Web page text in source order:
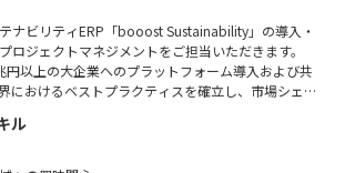
ナビリティERP「booost Sustainability」の導入・
ロジェクトマネジメントをご担当いただきます。
円以上の大企業へのプラットフォーム導入および共
におけるベストプラクティスを確立し、市場シェア
ています。
入・開発プロジェクトをプロジェクトマネージャー
に、そこで確立されたベストプラクティスをプロダ
ル